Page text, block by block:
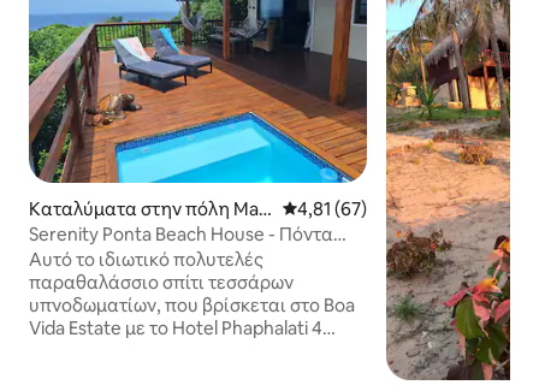
Καταλύματα στην πόλη Mat
utuíne District
Μέση βαθμολογία: 4,81 στα 5,
4,81 (67)
Serenity Ponta Beach House - Πόντα
Μαλόνγκανε
Αυτό το ιδιωτικό πολυτελές
παραθαλάσσιο σπίτι τεσσάρων
υπνοδωματίων, που βρίσκεται στο Boa
Vida Estate με το Hotel Phaphalati 4